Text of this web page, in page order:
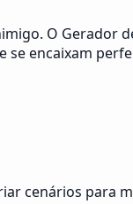
O Gerador
encaixam
cenários para